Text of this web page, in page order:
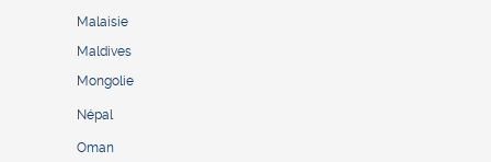
Malaisie
Maldives
Mongolie
Népal
Oman